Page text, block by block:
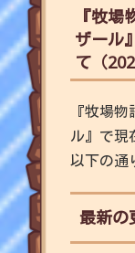
『牧
ザール
て（
『牧場物
ル』 で現
以下の通
最新の